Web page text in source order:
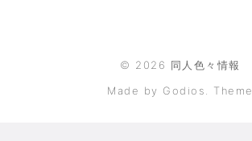
© 2026 同人色々情報
Made by Godios. Theme